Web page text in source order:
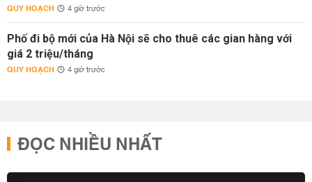
QUY HOẠCH 4 giờ trước
Phố đi bộ mới của Hà Nội sẽ cho thuê các gian hàng với
giá 2 triệu/tháng
QUY HOẠCH 4 giờ trước
ĐỌC NHIỀU NHẤT